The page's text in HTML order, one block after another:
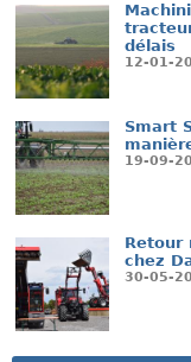
délais
12-01-
Smart
19-09-
Retour
chez
30-05-